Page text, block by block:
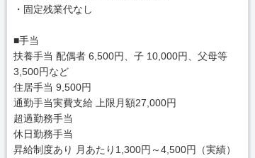
・固定残業代なし
■手当
扶養手当 配偶者 6,500円、子 10,000円、父母等
3,500円など
住居手当 9,500円
通勤手当実費支給 上限月額27,000円
超過勤務手当
休日勤務手当
昇給制度あり 月あたり1,300円～4,500円（実績）